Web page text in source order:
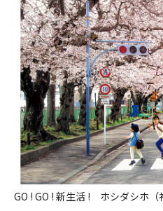
GO ! GO ! 新生活 ! ホシダシホ（